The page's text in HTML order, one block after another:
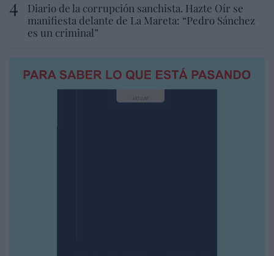
Diario de la corrupción sanchista. Hazte Oír se
manifiesta delante de La Mareta: “Pedro Sánchez
es un criminal”